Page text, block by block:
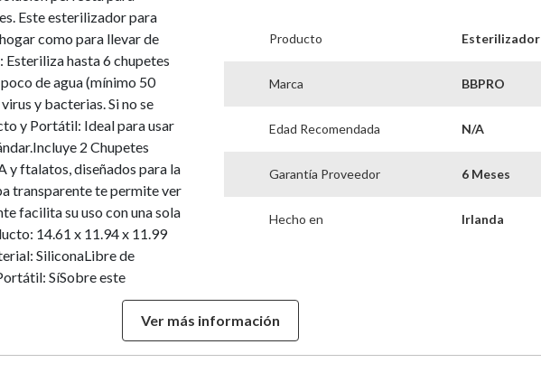
Este esterilizador para
como para llevar de
hasta 6 chupetes
de agua (mínimo 50
y bacterias. Si no se
y Portátil: Ideal para usar
2 Chupetes
y ftalatos, diseñados para la
transparente te permite ver
facilita su uso con una sola
14.61 x 11.94 x 11.99
SiliconaLibre de
SíSobre este
en solo 60 segundos en el
Higiénico
mantiene el contenido estéril
Producto Esterilizador
Marca BBPRO
Edad Recomendada N/A
Garantía Proveedor 6 Meses
Hecho en Irlanda
Ver más información